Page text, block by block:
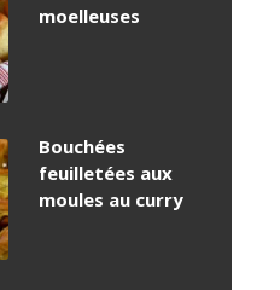
moelleuses
Bouchées
feuilletées aux
moules au curry